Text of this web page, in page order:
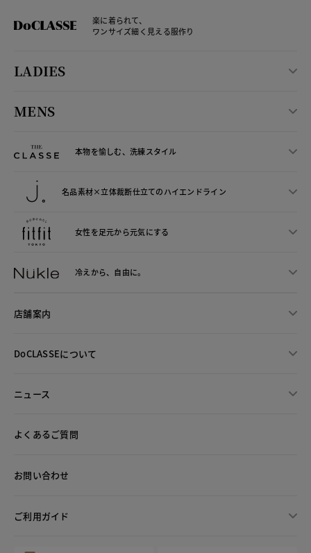
楽に着られて、
ワンサイズ細く見える服作り
LADIES
MENS
本物を愉しむ、洗練スタイル
名品素材×立体裁断仕立てのハイエンドライン
女性を足元から元気にする
冷えから、 自由に。
店舗案内
DoCLASSEについて
ニュース
よくあるご質問
お問い合わせ
ご利用ガイド